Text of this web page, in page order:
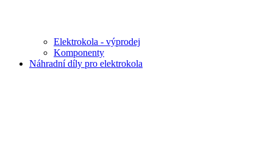
Elektrokola - výprodej
Komponenty
Náhradní díly pro elektrokola